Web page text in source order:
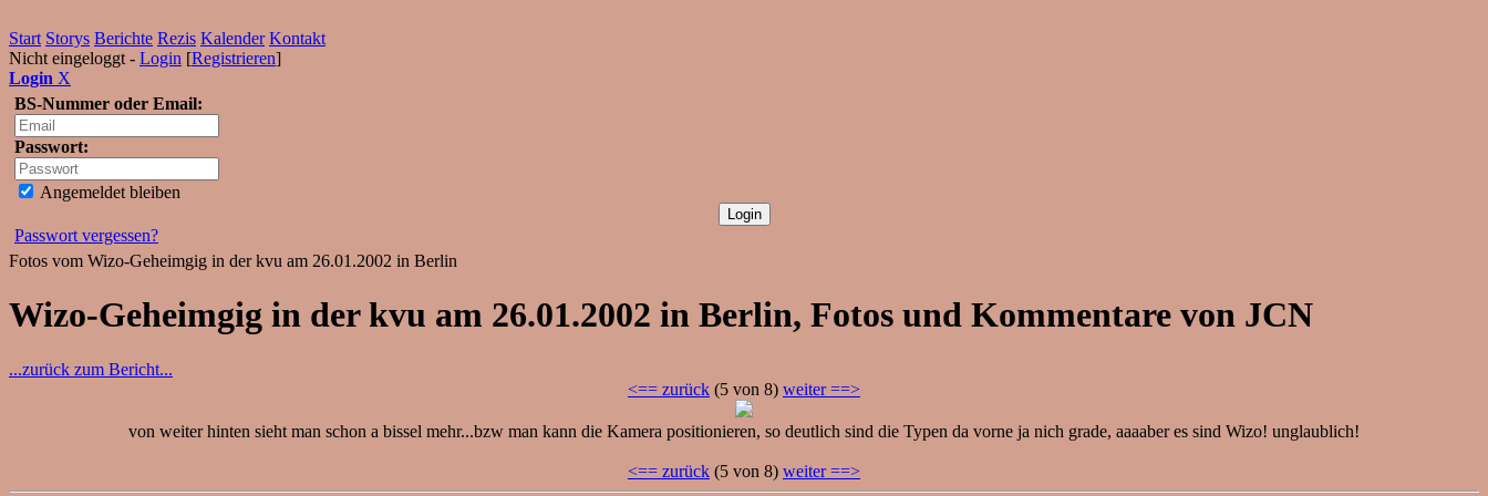
Start Storys Berichte Rezis Kalender Kontakt
Nicht eingeloggt - Login [Registrieren]
Login X
BS-Nummer oder Email:
Passwort:
Angemeldet bleiben
Passwort vergessen?
Fotos vom Wizo-Geheimgig in der kvu am 26.01.2002 in Berlin
Wizo-Geheimgig in der kvu am 26.01.2002 in Berlin, Fotos und Kommentare von JCN
...zurück zum Bericht...
<== zurück (5 von 8) weiter ==>
von weiter hinten sieht man schon a bissel mehr...bzw man kann die Kamera positionieren, so deutlich sind die Typen da vorne ja nich grade, aaaaber es sind Wizo! unglaublich!
<== zurück (5 von 8) weiter ==>